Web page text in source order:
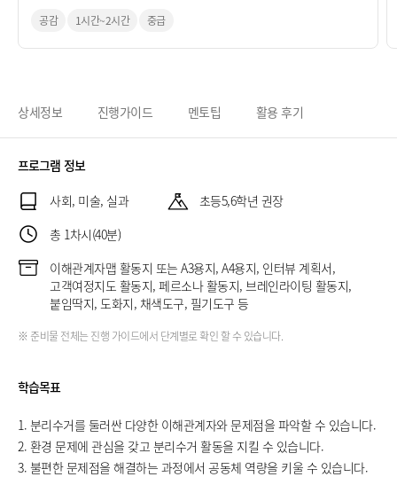
공감 1시간~2시간 중급
상세정보 진행가이드 멘토팁 활용 후기
프로그램 정보
사회, 미술, 실과
초등5,6학년 권장
총 1차시(40분)
이해관계자맵 활동지 또는 A3용지, A4용지, 인터뷰 계획서,
고객여정지도 활동지, 페르소나 활동지, 브레인라이팅 활동지,
붙임딱지, 도화지, 채색도구, 필기도구 등
※ 준비물 전체는 진행 가이드에서 단계별로 확인 할 수 있습니다.
학습목표
1. 분리수거를 둘러싼 다양한 이해관계자와 문제점을 파악할 수 있습니다.
2. 환경 문제에 관심을 갖고 분리수거 활동을 지킬 수 있습니다.
3. 불편한 문제점을 해결하는 과정에서 공동체 역량을 키울 수 있습니다.